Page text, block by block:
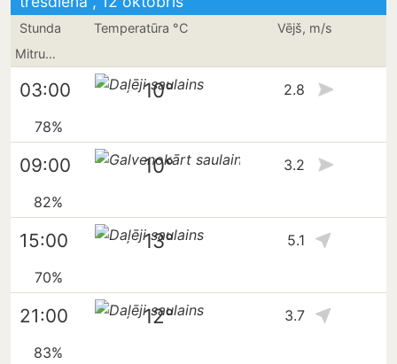
Stunda Temperatūra °C
Vējš, m/s
Mitrums
03:00 10° 2.8
78%
09:00 10° 3.2
82%
15:00 13° 5.1
70%
21:00 12° 3.7
83%